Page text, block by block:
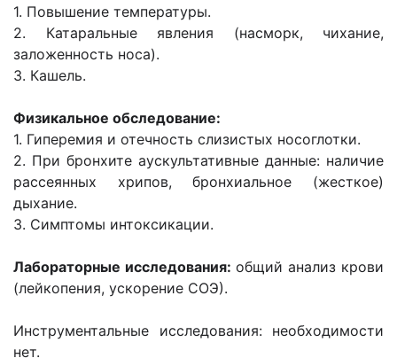
1. Повышение температуры.
2. Катаральные явления (насморк, чихание,
заложенность носа).
3. Кашель.
Физикальное обследование:
1. Гиперемия и отечность слизистых носоглотки.
2. При бронхите аускультативные данные: наличие
рассеянных хрипов, бронхиальное (жесткое)
дыхание.
3. Симптомы интоксикации.
Лабораторные исследования: общий анализ крови
(лейкопения, ускорение СОЭ).
Инструментальные исследования: необходимости
нет.